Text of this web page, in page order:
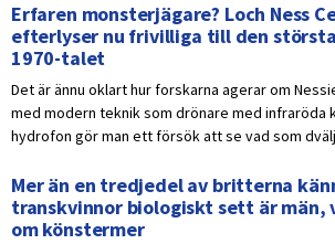
Erfaren monsterjägare? Loch Ness
efterlyser nu frivilliga till den
1970-talet
Det är ännu oklart hur forskarna agerar om
med modern teknik som drönare med infraröda
hydrofon gör man ett försök att se vad som
Mer än en tredjedel av britterna
transkvinnor biologiskt sett är män,
om könstermer